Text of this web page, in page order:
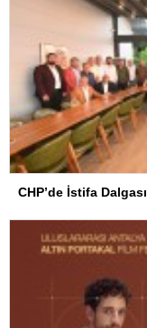
CHP’de İstifa Dalgası